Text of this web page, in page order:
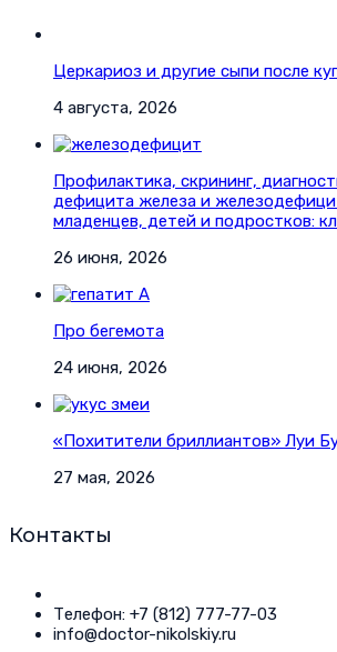
Церкариоз и другие сыпи после
4 августа, 2026
Профилактика, скрининг,
дефицита железа и
младенцев, детей и подростков:
26 июня, 2026
Про бегемота
24 июня, 2026
«Похитители бриллиантов» Луи
27 мая, 2026
Контакты
Телефон: +7 (812) 777-77-03
info@doctor-nikolskiy.ru